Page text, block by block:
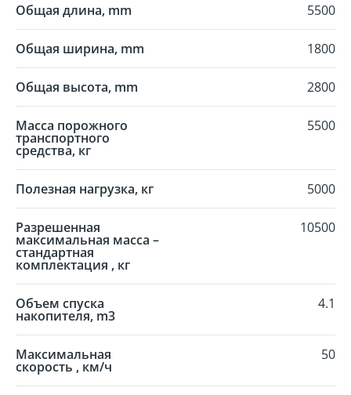
Общая длина, mm 5500
Общая ширина, mm 1800
Общая высота, mm 2800
Масса порожного
транспортного
средства, кг
5500
Полезная нагрузка, кг 5000
Разрешенная
максимальная масса –
стандартная
комплектация , кг
10500
Объем спуска
накопителя, m3
4.1
Максимальная
скорость , км/ч
50